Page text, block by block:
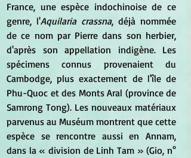
France, une espèce indochinoise de ce
genre, l'Aquilaria crassna, déjà nommée
de ce nom par Pierre dans son herbier,
d'après son appellation indigène. Les
spécimens connus provenaient du
Cambodge, plus exactement de l'île de
Phu-Quoc et des Monts Aral (province de
Samrong Tong). Les nouveaux matériaux
parvenus au Muséum montrent que cette
espèce se rencontre aussi en Annam,
dans la « division de Linh Tam » (Gio, n°